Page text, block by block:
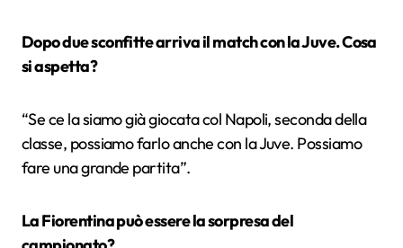
Dopo due sconfitte arriva il match con la Juve. Cosa
si aspetta?
“Se ce la siamo già giocata col Napoli, seconda della
classe, possiamo farlo anche con la Juve. Possiamo
fare una grande partita”.
La Fiorentina può essere la sorpresa del